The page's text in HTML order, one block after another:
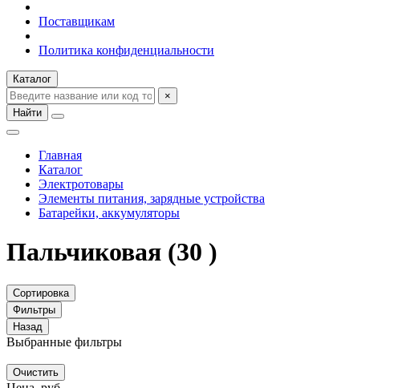
Поставщикам
Политика конфиденциальности
Каталог
×
Найти
Главная
Каталог
Электротовары
Элементы питания, зарядные устройства
Батарейки, аккумуляторы
Пальчиковая (30 )
Сортировка
Фильтры
Назад
Выбранные фильтры
Очистить